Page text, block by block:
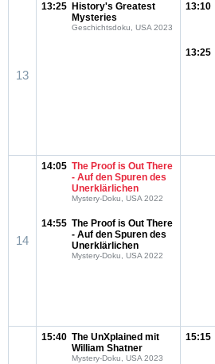
13
13:25 History's Greatest
Mysteries
Geschichtsdoku, USA 2023
13:10
13:25
14
14:05 The Proof is Out There
- Auf den Spuren des
Unerklärlichen
Mystery-Doku, USA 2022
14:55 The Proof is Out There
- Auf den Spuren des
Unerklärlichen
Mystery-Doku, USA 2022
15:40 The UnXplained mit
William Shatner
Mystery-Doku, USA 2023
15:15